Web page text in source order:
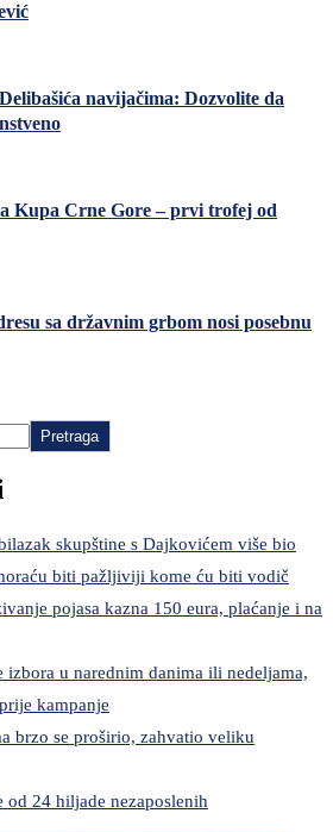
navijačima: Dozvolite da
Kupa Crne Gore – prvi trofej od
sa državnim grbom nosi posebnu
Pretraga
skupštine s Dajkovićem više bio
biti pažljiviji kome ću biti vodič
pojasa kazna 150 eura, plaćanje i na
izbora u narednim danima ili nedeljama,
kampanje
brzo se proširio, zahvatio veliku
od 24 hiljade nezaposlenih